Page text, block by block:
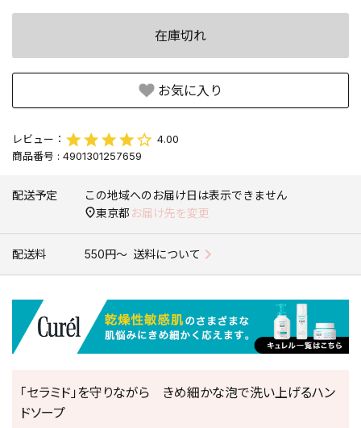
在庫切れ
お気に入り
4.00
商品番号
4901301257659
配送予定
この地域へのお届け日は表示できません
東京都 お届け先を変更
配送料 550円〜 送料について
「セラミド」を守りながら きめ細かな泡で洗い上げるハン
ドソープ